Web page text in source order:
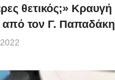
θετικός;» Κραυγή
από τον Γ. Παπαδάκη